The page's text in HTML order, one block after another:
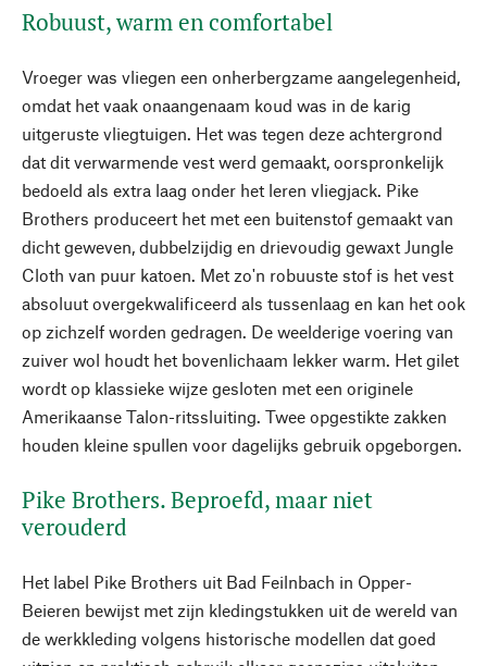
Robuust, warm en comfortabel
Vroeger was vliegen een onherbergzame aangelegenheid,
omdat het vaak onaangenaam koud was in de karig
uitgeruste vliegtuigen. Het was tegen deze achtergrond
dat dit verwarmende vest werd gemaakt, oorspronkelijk
bedoeld als extra laag onder het leren vliegjack. Pike
Brothers produceert het met een buitenstof gemaakt van
dicht geweven, dubbelzijdig en drievoudig gewaxt Jungle
Cloth van puur katoen. Met zo'n robuuste stof is het vest
absoluut overgekwalificeerd als tussenlaag en kan het ook
op zichzelf worden gedragen. De weelderige voering van
zuiver wol houdt het bovenlichaam lekker warm. Het gilet
wordt op klassieke wijze gesloten met een originele
Amerikaanse Talon-ritssluiting. Twee opgestikte zakken
houden kleine spullen voor dagelijks gebruik opgeborgen.
Pike Brothers. Beproefd, maar niet
verouderd
Het label Pike Brothers uit Bad Feilnbach in Opper-
Beieren bewijst met zijn kledingstukken uit de wereld van
de werkkleding volgens historische modellen dat goed